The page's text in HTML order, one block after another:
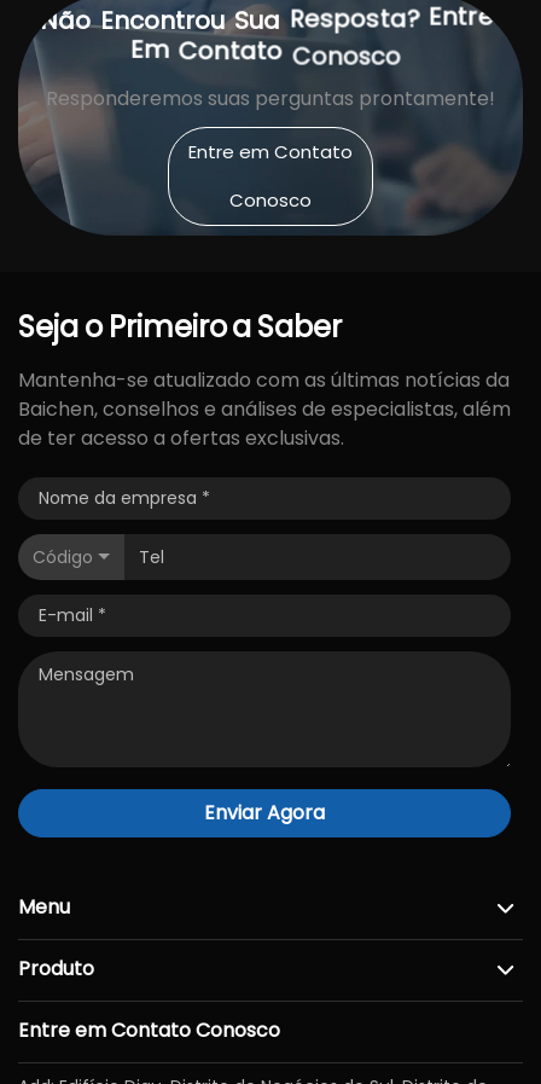
Não Encontrou Sua Resposta? Entre
Em Contato Conosco
Responderemos suas perguntas prontamente!
Entre em Contato
Conosco
Sejao PrimeiroaSaber
Mantenha-se atualizado com as últimas notícias da
Baichen, conselhos e análises de especialistas, além
de ter acesso a ofertas exclusivas.
Código
Enviar Agora
Menu
Produto
Entre em Contato Conosco